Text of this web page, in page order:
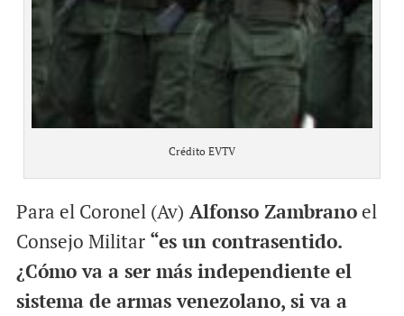
Crédito EVTV
Para el Coronel (Av) Alfonso Zambranoel
Consejo Militar “es un contrasentido.
¿Cómo va a ser más independiente el
sistema de armas venezolano, si va a